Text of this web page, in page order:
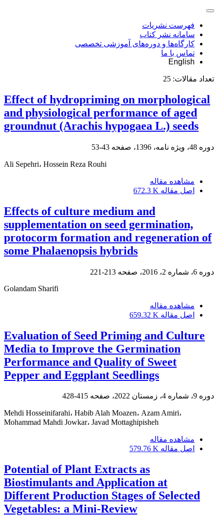
فهرست نشریات
سامانه نشر کتاب
کارگاه‌ها و دوره‌های آموزشی تخصصی
تماس با ما
English
تعداد مقالات: 25
Effect of hydropriming on morphological
and physiological performance of aged
groundnut (Arachis hypogaea L.) seeds
دوره 48، ویژه نامه، 1396، صفحه 43-53
Ali Sepehri، Hossein Reza Rouhi
مشاهده مقاله
اصل مقاله 672.3 K
Effects of culture medium and
supplementation on seed germination,
protocorm formation and regeneration of
some Phalaenopsis hybrids
دوره 6، شماره 2، 2016، صفحه
213-221
Golandam Sharifi
مشاهده مقاله
اصل مقاله 659.32 K
Evaluation of Seed Priming and Culture
Media to Improve the Germination
Performance and Quality of Sweet
Pepper and Eggplant Seedlings
دوره 9، شماره 4، زمستان 2022، صفحه 415-428
Mehdi Hosseinifarahi، Habib Alah Moazen، Azam Amiri،
Mohammad Mahdi Jowkar، Javad Mottaghipisheh
مشاهده مقاله
اصل مقاله 579.76 K
Potential of Plant Extracts as
Biostimulants and Application at
Different Production Stages of Selected
Vegetables: a Mini-Review